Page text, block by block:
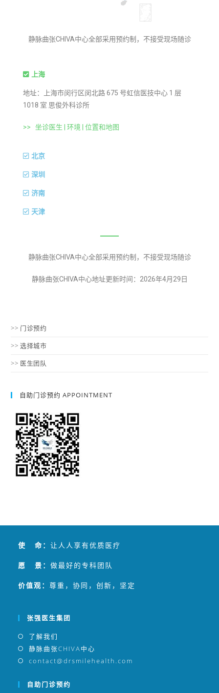
静脉曲张CHIVA中心全部采用预约制，不接受现场随诊
上海
地址：上海市闵行区闵北路 675 号虹信医技中心 1 层
1018 室 思俊外科诊所
>>坐诊医生 | 环境 | 位置和地图
北京
深圳
济南
天津
静脉曲张CHIVA中心全部采用预约制，不接受现场随诊
静脉曲张CHIVA中心地址更新时间：2026年4月29日
>> 门诊预约
>> 选择城市
>> 医生团队
自助门诊预约 APPOINTMENT
使 命：让人人享有优质医疗
愿 景：做最好的专科团队
价值观：尊重，协同，创新，坚定
张强医生集团
了解我们
静脉曲张CHIVA中心
contact@drsmilehealth.com
自助门诊预约